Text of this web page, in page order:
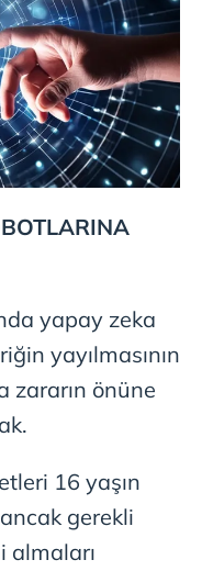
yer alan panel
ilişkin detaylı bilgi
Bilgilendirme
Kanunu uyarınca
çerezlerle ilgili bilgi
yapay zeka
yayılmasının
zararın önüne
16 yaşın
gerekli
almaları